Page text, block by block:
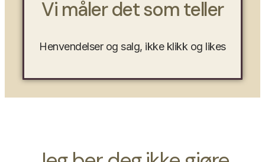
Vi måler det som teller
Henvendelser og salg, ikke klikk og likes